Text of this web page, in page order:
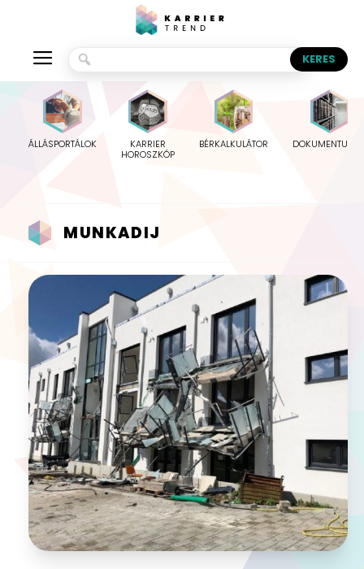
ÁLLÁSPORTÁLOK
KARRIER
HOROSZKÓP
BÉRKALKULÁTOR
MUNKADIJ